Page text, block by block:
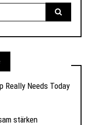
Really Needs Today
stärken